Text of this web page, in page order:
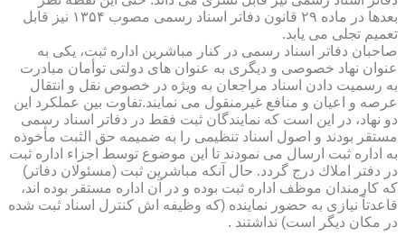
بعدها در ماده ۲۹ قانون دفاتر اسناد رسمی مصوب ۱۳۵۴ نیز قابل
تعمیم تجلی می یابد.
صاحبان دفاتر اسناد رسمی در كنار مباشرین اداره ثبت، یكی به
عنوان نهاد خصوصی و دیگری به عنوان های دولتی توأمان مبادرت
به رسمیت دادن اسناد مراجعان به ویژه در خصوص نقل و انتقال
عرصه و اعیان و منافع غیرمنقول می نمایند.تفاوت بین عملكرد این
دو نهاد، در این است كه نمایندگان ثبت فقط در دفاتر اسناد رسمی
مستقر بودند و اصول اسناد تنظیمی را به ضمیمه حق الثبت مأخوذه
به اداره ثبت ارسال می نمودند تا این موضوع توسط اجزاء اداره ثبت
در دفتر املاك درج گردد. حال آنكه مباشرین ثبت (مسئولان دفاتر)
كه كارمندان موظف اداره ثبت بوده و در آن اداره مستقر بوده اند،
قاعدتاً نیازی به حضور نماینده (كه وظیفه اش كنترل اسناد ثبت شده
در مكان دیگر است) نداشتند .